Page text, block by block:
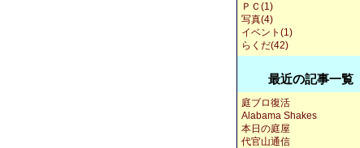
ＰＣ(1)
写真(4)
イベント(1)
らくだ(42)
最近の記事一覧
庭ブロ復活
Alabama Shakes
本日の庭屋
代官山通信